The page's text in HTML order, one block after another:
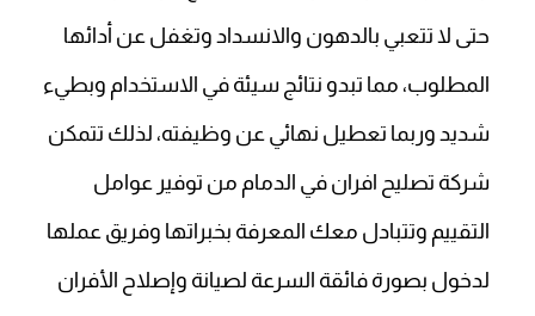
حتى لا تتعبي بالدهون والانسداد وتغفل عن أدائها
المطلوب، مما تبدو نتائج سيئة في الاستخدام وبطيء
شديد وربما تعطيل نهائي عن وظيفته، لذلك تتمكن
شركة تصليح افران في الدمام من توفير عوامل
التقييم وتتبادل معك المعرفة بخبراتها وفريق عملها
لدخول بصورة فائقة السرعة لصيانة وإصلاح الأفران